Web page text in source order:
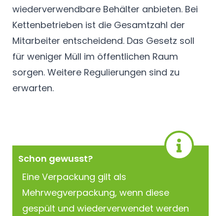
wiederverwendbare Behälter anbieten. Bei
Kettenbetrieben ist die Gesamtzahl der
Mitarbeiter entscheidend. Das Gesetz soll
für weniger Müll im öffentlichen Raum
sorgen. Weitere Regulierungen sind zu
erwarten.
Eine Verpackung gilt als
Mehrwegverpackung, wenn diese
gespült und wiederverwendet werden
Schon gewusst?